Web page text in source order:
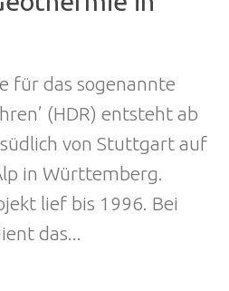
für das sogenannte
(HDR) entsteht ab
von Stuttgart auf
in Württemberg.
lief bis 1996. Bei
das...